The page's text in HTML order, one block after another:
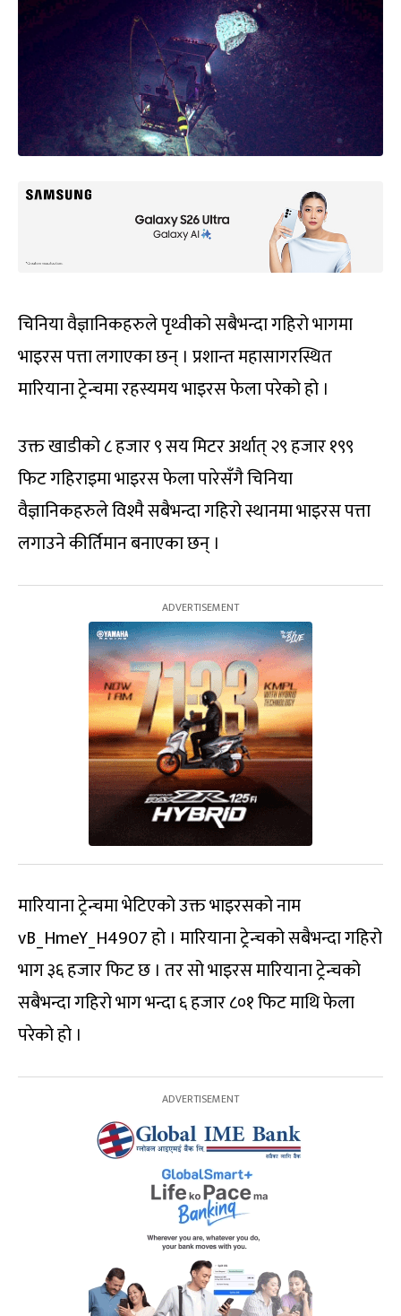
चिनिया वैज्ञानिकहरुले पृथ्वीको सबैभन्दा गहिरो भागमा
भाइरस पत्ता लगाएका छन् । प्रशान्त महासागरस्थित
मारियाना ट्रेन्चमा रहस्यमय भाइरस फेला परेको हो ।
उक्त खाडीको ८ हजार ९ सय मिटर अर्थात् २९ हजार १९९
फिट गहिराइमा भाइरस फेला पारेसँगै चिनिया
वैज्ञानिकहरुले विश्मै सबैभन्दा गहिरो स्थानमा भाइरस पत्ता
लगाउने कीर्तिमान बनाएका छन् ।
मारियाना ट्रेन्चमा भेटिएको उक्त भाइरसको नाम
vB_HmeY_H4907 हो । मारियाना ट्रेन्चको सबैभन्दा गहिरो
भाग ३६ हजार फिट छ । तर सो भाइरस मारियाना ट्रेन्चको
सबैभन्दा गहिरो भाग भन्दा ६ हजार ८०१ फिट माथि फेला
परेको हो ।